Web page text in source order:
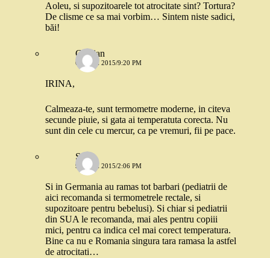
Aoleu, si supozitoarele tot atrocitate sint? Tortura?
De clisme ce sa mai vorbim… Sintem niste sadici,
băi!
Cristian
6 IUNIE 2015/9:20 PM
IRINA,
Calmeaza-te, sunt termometre moderne, in citeva
secunde piuie, si gata ai temperatuta corecta. Nu
sunt din cele cu mercur, ca pe vremuri, fii pe pace.
Stefi
9 IUNIE 2015/2:06 PM
Si in Germania au ramas tot barbari (pediatrii de
aici recomanda si termometrele rectale, si
supozitoare pentru bebelusi). Si chiar si pediatrii
din SUA le recomanda, mai ales pentru copiii
mici, pentru ca indica cel mai corect temperatura.
Bine ca nu e Romania singura tara ramasa la astfel
de atrocitati…